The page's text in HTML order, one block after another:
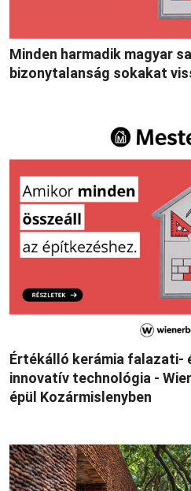
Minden harmadik magyar
bizonytalanság sokakat
Értékálló kerámia falazati-
innovatív technológia -
épül Kozármislenyben